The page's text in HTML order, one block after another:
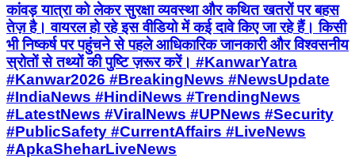
कांवड़ यात्रा को लेकर सुरक्षा व्यवस्था और कथित खतरों पर बहस
तेज़ है। वायरल हो रहे इस वीडियो में कई दावे किए जा रहे हैं। किसी
भी निष्कर्ष पर पहुंचने से पहले आधिकारिक जानकारी और विश्वसनीय
स्रोतों से तथ्यों की पुष्टि ज़रूर करें। #KanwarYatra
#Kanwar2026 #BreakingNews #NewsUpdate
#IndiaNews #HindiNews #TrendingNews
#LatestNews #ViralNews #UPNews #Security
#PublicSafety #CurrentAffairs #LiveNews
#ApkaSheharLiveNews